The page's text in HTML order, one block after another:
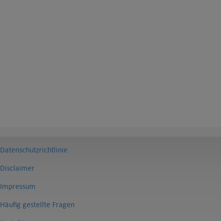
Datenschutzrichtlinie
Disclaimer
Impressum
Häufig gestellte Fragen